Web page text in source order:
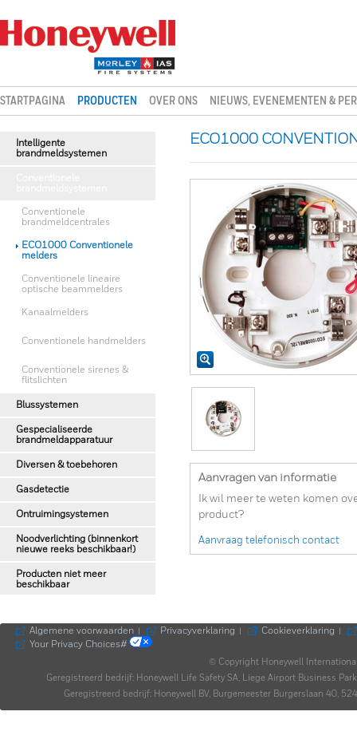
STARTPAGINA PRODUCTEN OVER ONS NIEUWS, EVENEMENTEN &
Intelligente
brandmeldsystemen
Conventionele
brandmeldcentrales
ECO1000 Conventionele
melders
Conventionele lineaire
optische beammelders
Kanaalmelders
Conventionele handmelders
Conventionele sirenes &
flitslichten
Blussystemen
Gespecialiseerde
brandmeldapparatuur
Diversen & toebehoren
Gasdetectie
Ontruimingsystemen
Noodverlichting (binnenkort
nieuwe reeks beschikbaar!)
Producten niet meer
beschikbaar
ECO1000
Aanvragen van informatie
Ik wil meer te weten komen
product?
Aanvraag telefonisch contact
Algemene voorwaarden Privacyverklaring Cookieverklaring
Your Privacy Choices#
© Copyright Honeywell
Geregistreerd bedrijf: Honeywell Life Safety SA, Liege Airport Business
Geregistreerd bedrijf: Honeywell BV, Burgemeester Burgerslaan 40,